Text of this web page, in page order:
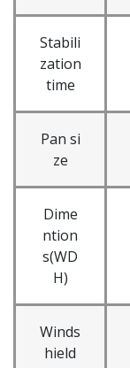
Stabili
zation
time
Pan si
ze
Dime
ntion
s(WD
H)
Winds
hield